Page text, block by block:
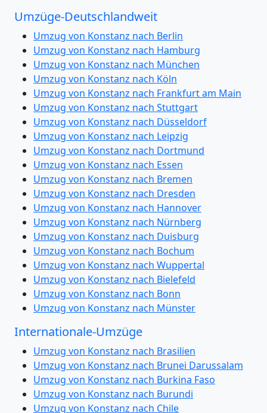
Umzüge-Deutschlandweit
Umzug von Konstanz nach Berlin
Umzug von Konstanz nach Hamburg
Umzug von Konstanz nach München
Umzug von Konstanz nach Köln
Umzug von Konstanz nach Frankfurt am Main
Umzug von Konstanz nach Stuttgart
Umzug von Konstanz nach Düsseldorf
Umzug von Konstanz nach Leipzig
Umzug von Konstanz nach Dortmund
Umzug von Konstanz nach Essen
Umzug von Konstanz nach Bremen
Umzug von Konstanz nach Dresden
Umzug von Konstanz nach Hannover
Umzug von Konstanz nach Nürnberg
Umzug von Konstanz nach Duisburg
Umzug von Konstanz nach Bochum
Umzug von Konstanz nach Wuppertal
Umzug von Konstanz nach Bielefeld
Umzug von Konstanz nach Bonn
Umzug von Konstanz nach Münster
Internationale-Umzüge
Umzug von Konstanz nach Brasilien
Umzug von Konstanz nach Brunei Darussalam
Umzug von Konstanz nach Burkina Faso
Umzug von Konstanz nach Burundi
Umzug von Konstanz nach Chile